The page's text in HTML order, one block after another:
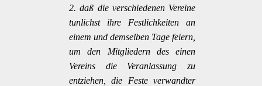
2. daß die verschiedenen Vereine
tunlichst ihre Festlichkeiten an
einem und demselben Tage feiern,
um den Mitgliedern des einen
Vereins die Veranlassung zu
entziehen, die Feste verwandter